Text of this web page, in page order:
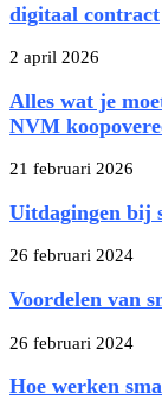
digitaal contract
2 april 2026
Alles wat je
NVM
21 februari 2026
Uitdagingen bij
26 februari 2024
Voordelen van
26 februari 2024
Hoe werken